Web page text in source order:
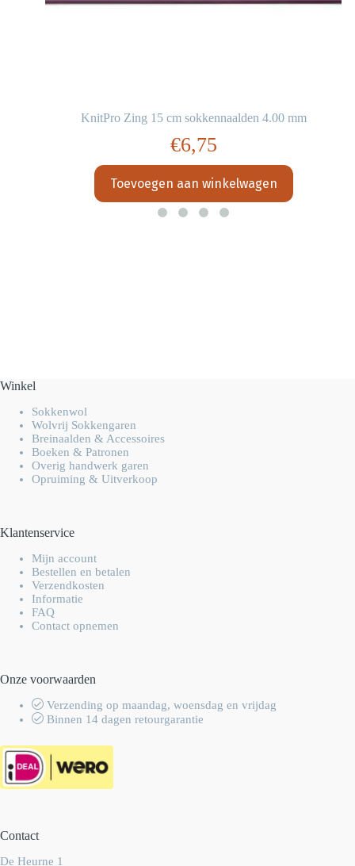
KnitPro Zing 15 cm sokkennaalden 4.00 mm
€6,75
Toevoegen aan winkelwagen
Winkel
Sokkenwol
Wolvrij Sokkengaren
Breinaalden & Accessoires
Boeken & Patronen
Overig handwerk garen
Opruiming & Uitverkoop
Klantenservice
Mijn account
Bestellen en betalen
Verzendkosten
Informatie
FAQ
Contact opnemen
Onze voorwaarden
Verzending op maandag, woensdag en vrijdag
Binnen 14 dagen retourgarantie
Contact
De Heurne 1